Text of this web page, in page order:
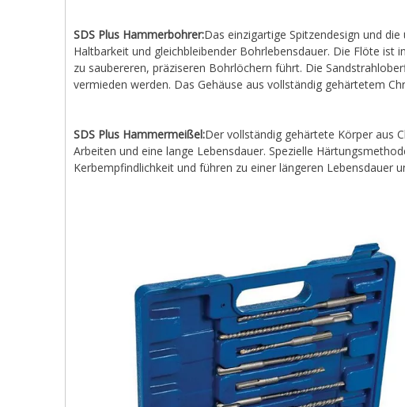
SDS Plus Hammerbohrer:Das einzigartige Spitzendesign und
Haltbarkeit und gleichbleibender Bohrlebensdauer. Die Flöte
zu saubereren, präziseren Bohrlöchern führt. Die
vermieden werden. Das Gehäuse aus vollständig gehärtetem
SDS Plus Hammermeißel:Der vollständig gehärtete Körper aus
Arbeiten und eine lange Lebensdauer. Spezielle
Kerbempfindlichkeit und führen zu einer längeren Lebensdauer